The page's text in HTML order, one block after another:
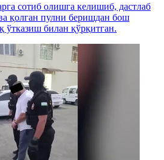
сотиб олишга келишиб, дастлаб
қолган пулни беришдан бош
ўтказиш билан қўрқитган.